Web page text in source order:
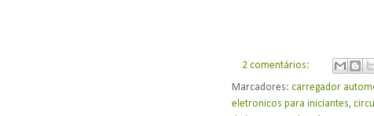
2 comentários:
Marcadores: carregador
eletronicos para iniciantes,